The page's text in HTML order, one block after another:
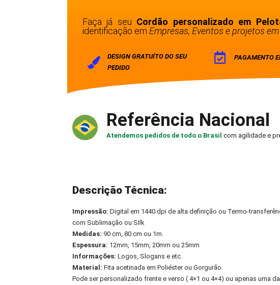
Faça já seu Cordão personalizado em
identificação emEmpresas, Eventos e projetos
DESIGN GRATUÍTO DO SEU
PEDIDO
PAGAMENTO
Referência Nacional
Atendemos pedidos de todo o Brasilcom agilidade e
Descrição Técnica:
Impressão: Digital em 1440 dpi de alta definição ou Termo-
com Sublimação ou SIlk
Medidas: 90 cm, 80 cm ou 1m.
Espessura: 12mm, 15mm, 20mm ou 25mm
Informações:Logos, Slogans e etc.
Material: Fita acetinada em Poliéster ou Gorgurão.
Pode ser personalizado frente e verso ( 4×1 ou 4×4) ou apenas uma